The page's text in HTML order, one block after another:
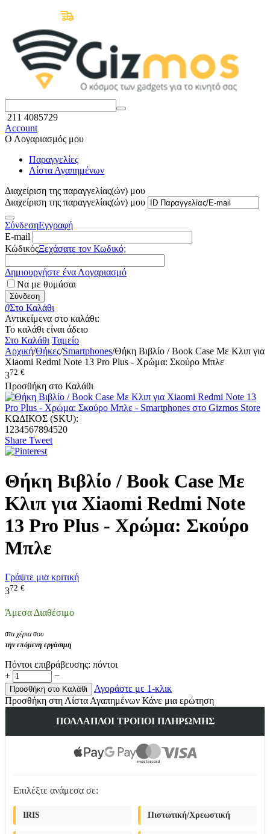
211 4085729
Account
Ο Λογαριασμός μου
Παραγγελίες
Λίστα Αγαπημένων
Διαχείριση της παραγγελίας(ών) μου
Διαχείριση της παραγγελίας(ών) μου
ΣύνδεσηΕγγραφή
E-mail
ΚώδικόςΞεχάσατε τον Κωδικό;
Δημιουργήστε ένα Λογαριασμό
Να με θυμάσαι
Σύνδεση
0Στο Καλάθι
Αντικείμενα στο καλάθι:
Το καλάθι είναι άδειο
Στο Καλάθι Ταμείο
Αρχική/Θήκες/Smartphones/Θήκη Βιβλίο / Book Case Με Κλιπ για
Xiaomi Redmi Note 13 Pro Plus - Χρώμα: Σκούρο Μπλε
372 €
Προσθήκη στο Καλάθι
ΚΩΔΙΚΟΣ (SKU):
1234567894520
Share Tweet
Θήκη Βιβλίο / Book Case Με
Κλιπ για Xiaomi Redmi Note
13 Pro Plus - Χρώμα: Σκούρο
Μπλε
Γράψτε μια κριτική
372 €
Άμεσα Διαθέσιμο
στα χέρια σου
την επόμενη εργάσιμη
Πόντοι επιβράβευσης: πόντοι
+
−
Προσθήκη στο Καλάθι
Αγοράστε με 1-κλικ
Προσθήκη στη Λίστα Αγαπημένων Κάνε μια ερώτηση
ΠΟΛΛΑΠΛΟΊ ΤΡΌΠΟΙ ΠΛΗΡΩΜΉΣ
Επιλέξτε ανάμεσα σε:
IRIS Πιστωτική/Χρεωστική